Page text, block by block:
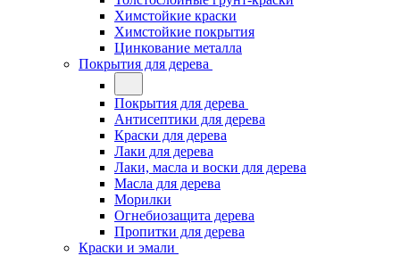
Химстойкие краски
Химстойкие покрытия
Цинкование металла
Покрытия для дерева
Покрытия для дерева
Антисептики для дерева
Краски для дерева
Лаки для дерева
Лаки, масла и воски для дерева
Масла для дерева
Морилки
Огнебиозащита дерева
Пропитки для дерева
Краски и эмали